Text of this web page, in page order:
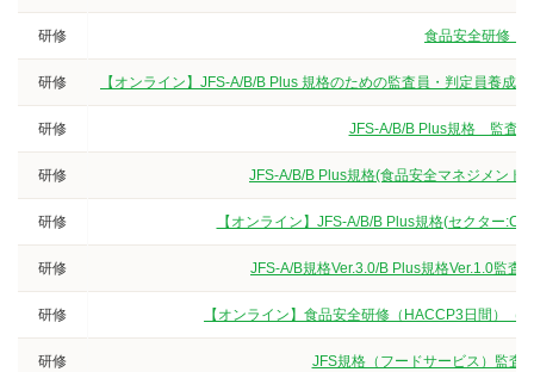
研修 食品安全研修（
研修 【オンライン】JFS-A/B/B Plus 規格のための監査員・判定員養
研修 JFS-A/B/B Plus規格 監査員
研修 JFS-A/B/B Plus規格(食品安全マネジメント
研修 【オンライン】JFS-A/B/B Plus規格(セクター
研修 JFS-A/B規格Ver.3.0/B Plus規格Ver.1.0監
研修 【オンライン】食品安全研修（HACCP3日間）
研修 JFS規格（フードサービス）監査